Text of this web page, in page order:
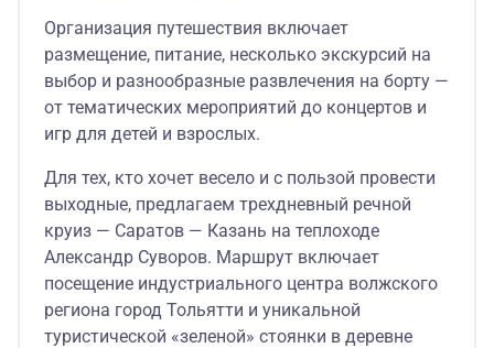
Организация путешествия включает
размещение, питание, несколько экскурсий на
выбор и разнообразные развлечения на борту —
от тематических мероприятий до концертов и
игр для детей и взрослых.
Для тех, кто хочет весело и с пользой провести
выходные, предлагаем трехдневный речной
круиз — Саратов — Казань на теплоходе
Александр Суворов. Маршрут включает
посещение индустриального центра волжского
региона город Тольятти и уникальной
туристической «зеленой» стоянки в деревне